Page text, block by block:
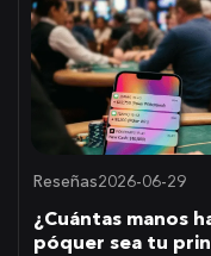
Reseñas2026-06-29
¿Cuántas manos
póquer sea tu